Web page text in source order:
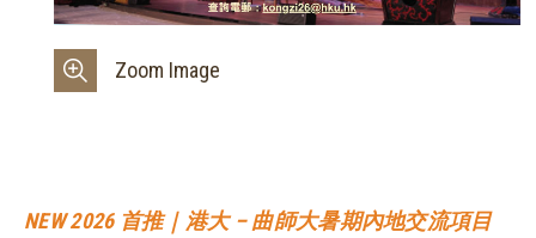
Zoom Image
NEW 2026 首推｜港大 – 曲師大暑期內地交流項目